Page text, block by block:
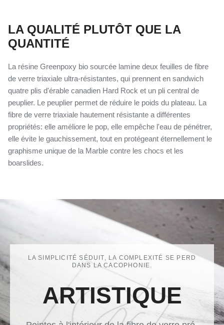
LA QUALITÉ PLUTÔT QUE LA
QUANTITÉ
La résine Greenpoxy bio sourcée lamine deux feuilles de fibre
de verre triaxiale ultra-résistantes, qui prennent en sandwich
quatre plis d'érable canadien Hard Rock et un pli central de
peuplier. Le peuplier permet de réduire le poids du plateau. La
fibre de verre triaxiale hautement résistante a différentes
propriétés: elle améliore le pop, elle empêche l'eau de pénétrer,
elle évite le gauchissement, tout en protégeant éternellement le
graphisme unique de la Marble contre les chocs et les
boarslides.
LA SIMPLICITÉ SÉDUIT, LA COMPLEXITÉ SE PERD
DANS LA CACOPHONIE.
ARTISTIQUE